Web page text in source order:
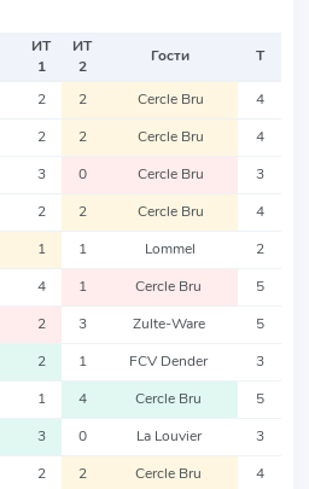
ИТ
1
ИТ
2
Гости Т
2 2 Cercle Bru 4
2 2 Cercle Bru 4
3 0 Cercle Bru 3
2 2 Cercle Bru 4
1 1 Lommel 2
4 1 Cercle Bru 5
2 3 Zulte-Ware 5
2 1 FCV Dender 3
1 4 Cercle Bru 5
3 0 La Louvier 3
2 2 Cercle Bru 4